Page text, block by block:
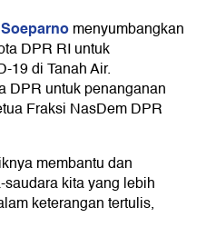
menyumbangkan
DPR RI untuk
19 di Tanah Air.
DPR untuk penanganan
Fraksi NasDem DPR
membantu dan
kita yang lebih
keterangan tertulis,